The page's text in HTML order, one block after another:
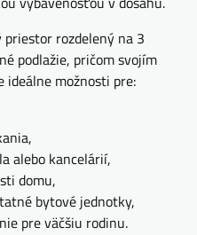
rozdelený na 3
podlažie, pričom svojím
ideálne možnosti pre:
alebo kancelárií,
domu,
bytové jednotky,
pre väčšiu rodinu.